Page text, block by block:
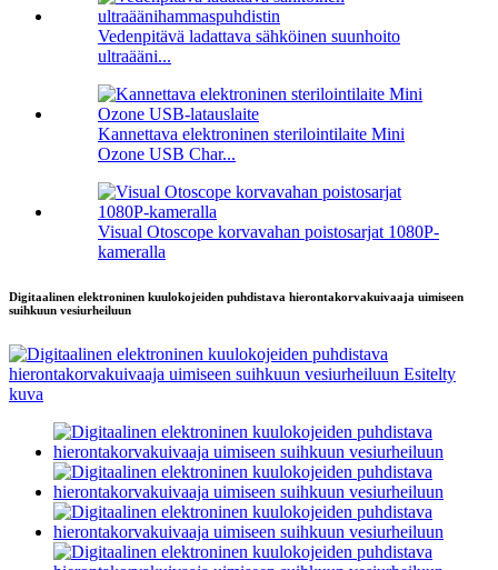
Vedenpitävä ladattava sähköinen suunhoito
ultraääni...
Kannettava elektroninen sterilointilaite Mini
Ozone USB Char...
Visual Otoscope korvavahan poistosarjat 1080P-
kameralla
Digitaalinen elektroninen kuulokojeiden puhdistava hierontakorvakuivaaja uimiseen
suihkuun vesiurheiluun